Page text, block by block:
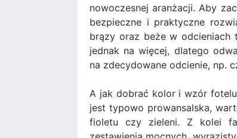
nowoczesnej aranżacji. Aby
bezpieczne i praktyczne
brązy oraz beże w odcieniach
jednak na więcej, dlatego
na zdecydowane odcienie, np.
A jak dobrać kolor i wzór
jest typowo prowansalska,
fioletu czy zieleni. Z kolei